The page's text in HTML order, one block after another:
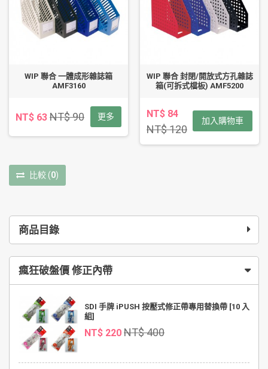
商品目錄
瘋狂破盤價 修正內帶
SDI 手牌 iPUSH 按壓式修正帶專用替換帶 [10 入
組]
NT$ 220 NT$ 400
WIP 聯合 一體成形雜誌箱
AMF3160
NT$ 63 NT$ 90 更多
WIP 聯合 封閉/開放式方孔雜誌
箱(可拆式檔板) AMF5200
NT$ 84
NT$ 120
加入購物車
比較 (0)